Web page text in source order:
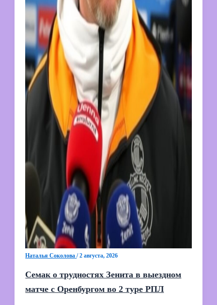
Наталья Соколова/2 августа, 2026
Семак о трудностях Зенита в выездном
матче с Оренбургом во 2 туре РПЛ